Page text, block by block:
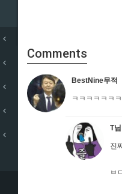
Comments
BestNine무적
ㅋㅋㅋㅋㅋㅋ
T님
진
ㅂ